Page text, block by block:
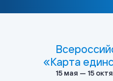
«Карта
15 мая — 15